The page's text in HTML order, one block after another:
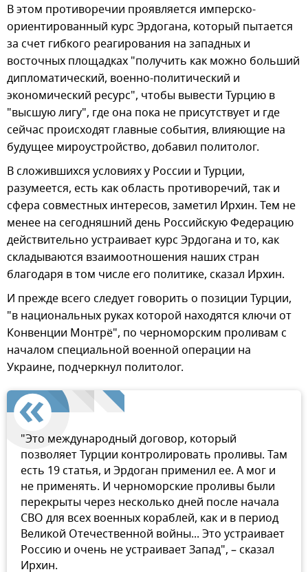
В этом противоречии проявляется имперско-
ориентированный курс Эрдогана, который пытается
за счет гибкого реагирования на западных и
восточных площадках "получить как можно больший
дипломатический, военно-политический и
экономический ресурс", чтобы вывести Турцию в
"высшую лигу", где она пока не присутствует и где
сейчас происходят главные события, влияющие на
будущее мироустройство, добавил политолог.
В сложившихся условиях у России и Турции,
разумеется, есть как область противоречий, так и
сфера совместных интересов, заметил Ирхин. Тем не
менее на сегодняшний день Российскую Федерацию
действительно устраивает курс Эрдогана и то, как
складываются взаимоотношения наших стран
благодаря в том числе его политике, сказал Ирхин.
И прежде всего следует говорить о позиции Турции,
"в национальных руках которой находятся ключи от
Конвенции Монтрё", по черноморским проливам с
началом специальной военной операции на
Украине, подчеркнул политолог.
"Это международный договор, который
позволяет Турции контролировать проливы. Там
есть 19 статья, и Эрдоган применил ее. А мог и
не применять. И черноморские проливы были
перекрыты через несколько дней после начала
СВО для всех военных кораблей, как и в период
Великой Отечественной войны... Это устраивает
Россию и очень не устраивает Запад", – сказал
Ирхин.